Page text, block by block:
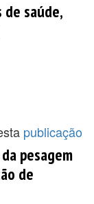
saúde,
publicação
pesagem
de